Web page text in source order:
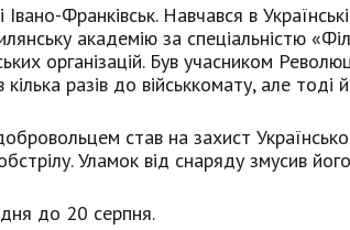
Франківськ. Навчався в
академію за спеціальністю
організацій. Був учасником
разів до військкомату, але тоді
став на захист
Уламок від снаряду змусив
до 20 серпня.